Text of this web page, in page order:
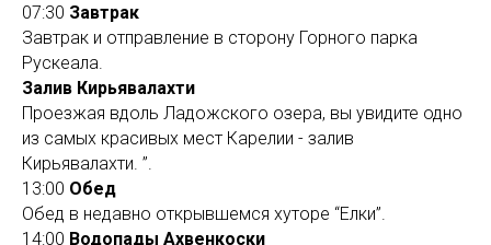
07:30 Завтрак
Завтрак и отправление в сторону Горного парка
Рускеала.
Залив Кирьявалахти
Проезжая вдоль Ладожского озера, вы увидите одно
из самых красивых мест Карелии - залив
Кирьявалахти. ”.
13:00 Обед
Обед в недавно открывшемся хуторе “Елки”.
14:00 Водопады Ахвенкоски